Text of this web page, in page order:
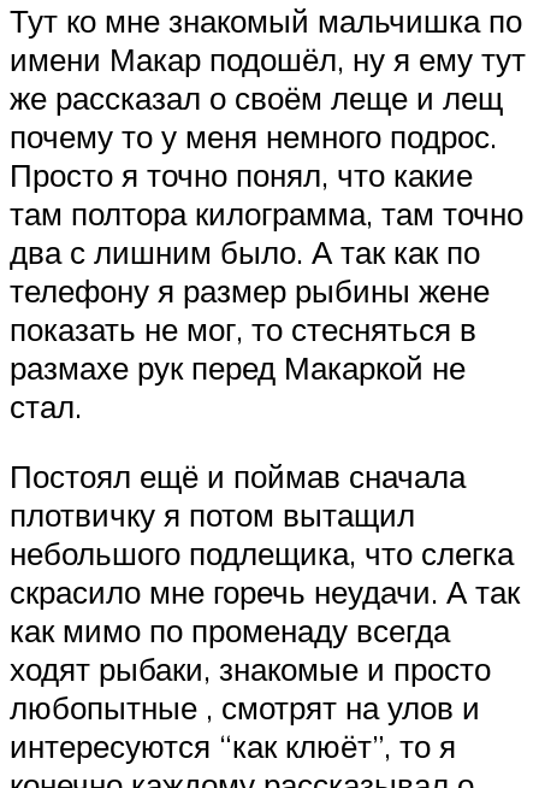
Тут ко мне знакомый мальчишка по
имени Макар подошёл, ну я ему тут
же рассказал о своём леще и лещ
почему то у меня немного подрос.
Просто я точно понял, что какие
там полтора килограмма, там точно
два с лишним было. А так как по
телефону я размер рыбины жене
показать не мог, то стесняться в
размахе рук перед Макаркой не
стал.
Постоял ещё и поймав сначала
плотвичку я потом вытащил
небольшого подлещика, что слегка
скрасило мне горечь неудачи. А так
как мимо по променаду всегда
ходят рыбаки, знакомые и просто
любопытные , смотрят на улов и
интересуются “как клюёт”, то я